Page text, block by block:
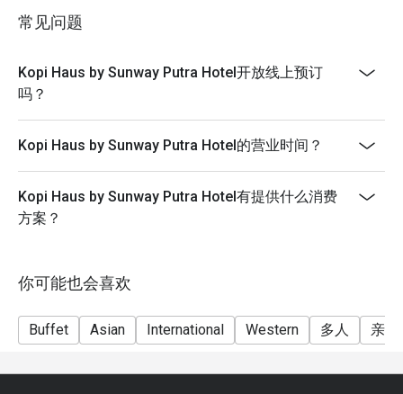
- Seating preference is subject to restaurant's
discretion. The restaurant may ask you to wait during
- Takeaway is not permitted under any circumstances.
常见问题
Kopi Haus by Sunway Putra Hotel开放线上预订
吗？
Kopi Haus by Sunway Putra Hotel的营业时间？
Kopi Haus by Sunway Putra Hotel有提供什么消费
方案？
你可能也会喜欢
Buffet Asian International Western 多人 亲